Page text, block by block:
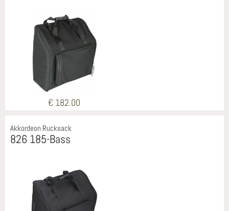
€ 182.00
Akkordeon Rucksack
826 185-Bass